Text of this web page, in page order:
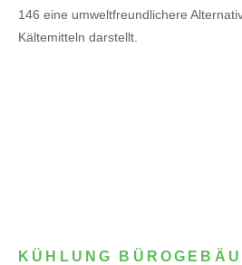
146 eine umweltfreundlichere
Kältemitteln darstellt.
KÜHLUNG